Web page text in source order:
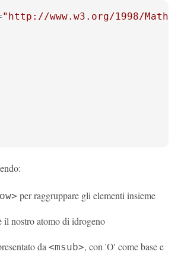
"http://www.w3.org/1998/Math/
per raggruppare gli elementi insieme
il nostro atomo di idrogeno
da <msub>, con 'O' come base e